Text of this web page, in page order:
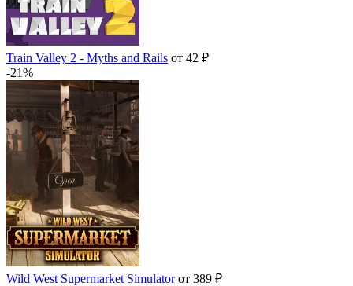
Train Valley 2 - Myths and Rails от 42 ₽
-21%
Wild West Supermarket Simulatorот 389 ₽